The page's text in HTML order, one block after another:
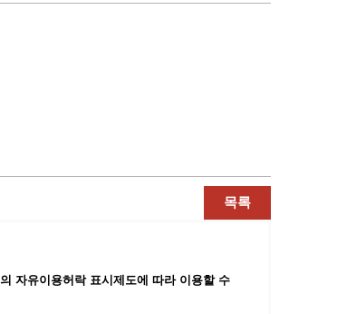
목록
의 자유이용허락 표시제도에 따라 이용할 수